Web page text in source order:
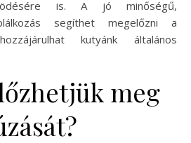
is. A jó minőségű,
segíthet megelőzni a
kutyánk általános
meg